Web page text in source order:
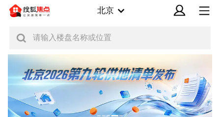
北京
请输入楼盘名称或位置